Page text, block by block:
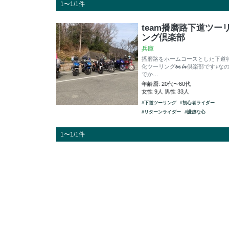
1〜1/1件
team播磨路下道ツーリ
ング倶楽部
兵庫
播磨路をホームコースとした下道
化ツーリング🏍🛵倶楽部です♪なの
でか…
年齢層: 20代〜60代
女性 9人 男性 33人
#下道ツーリング
#初心者ライダー
#リターンライダー
#謙虚な心
1〜1/1件